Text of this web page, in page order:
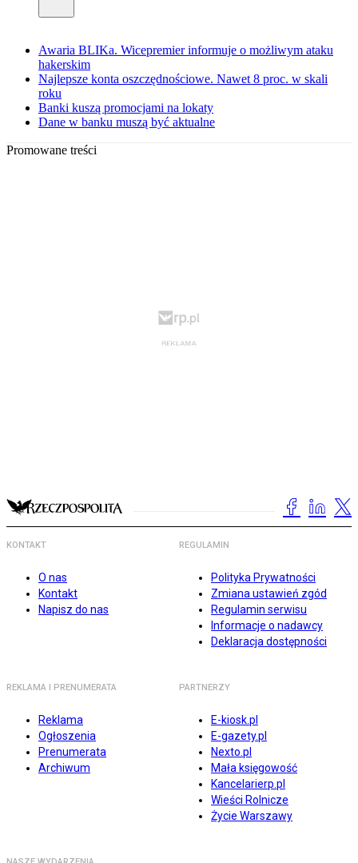
Awaria BLIKa. Wicepremier informuje o możliwym ataku
hakerskim
Najlepsze konta oszczędnościowe. Nawet 8 proc. w skali
roku
Banki kuszą promocjami na lokaty
Dane w banku muszą być aktualne
Promowane treści
KONTAKT
O nas
Kontakt
Napisz do nas
REGULAMIN
Polityka Prywatności
Zmiana ustawień zgód
Regulamin serwisu
Informacje o nadawcy
Deklaracja dostępności
REKLAMA I PRENUMERATA
Reklama
Ogłoszenia
Prenumerata
Archiwum
PARTNERZY
E-kiosk.pl
E-gazety.pl
Nexto.pl
Mała księgowość
Kancelarierp.pl
Wieści Rolnicze
Życie Warszawy